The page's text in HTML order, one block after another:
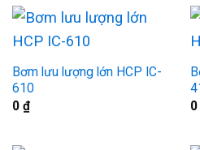
Bơm lưu lượng lớn HCP IC-
610
0 ₫
0